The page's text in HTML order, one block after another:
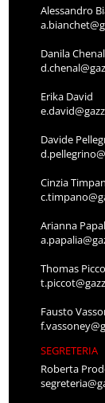
Alessandro
Danila Chenal
Erika David
Davide
Cinzia
Arianna
Thomas
Fausto
SEGRETERIA
Roberta